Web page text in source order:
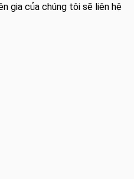
gia của chúng tôi sẽ liên hệ